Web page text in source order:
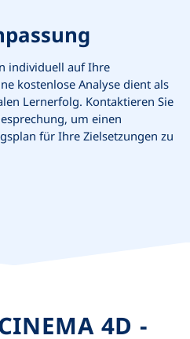
individuell auf Ihre
kostenlose Analyse dient als
Lernerfolg. Kontaktieren Sie
um einen
für Ihre Zielsetzungen zu
4D -